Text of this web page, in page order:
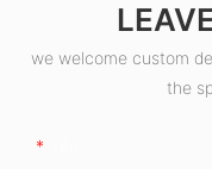
we welcome custom
the